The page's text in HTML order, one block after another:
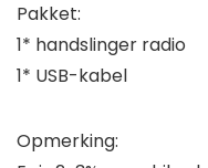
Pakket:
1* handslinger radio
1* USB-kabel
Opmerking: